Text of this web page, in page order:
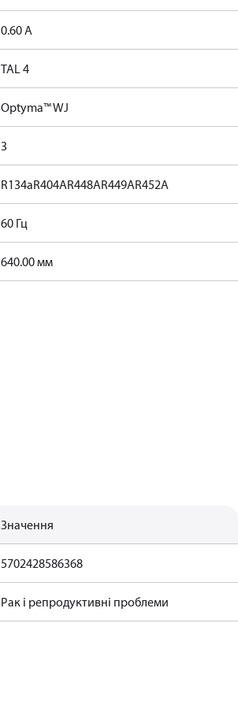
0.60 А
TAL 4
Optyma™ WJ
3
R134aR404AR448AR449AR452A
60 Гц
640.00 мм
Значення
5702428586368
Рак і репродуктивні проблеми